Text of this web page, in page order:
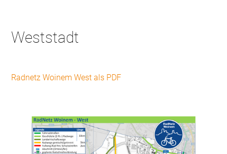
Weststadt
Radnetz Woinem West als PDF